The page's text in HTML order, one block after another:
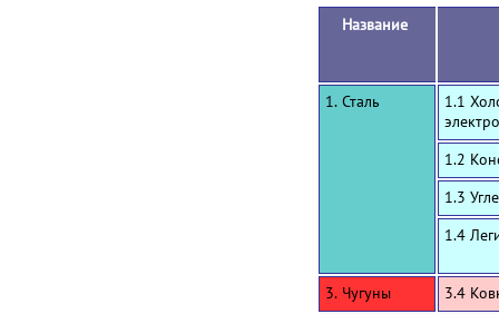
Название
1. Сталь
1.1
1.2
1.3
1.4
3. Чугуны
3.4